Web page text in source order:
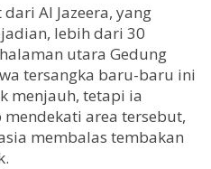
Al Jazeera, yang
lebih dari 30
utara Gedung
tersangka baru-baru ini
menjauh, tetapi ia
area tersebut,
membalas tembakan